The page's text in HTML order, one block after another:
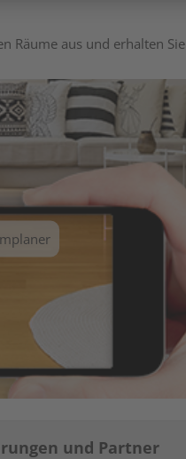
Räume aus und erhalten
und Partner